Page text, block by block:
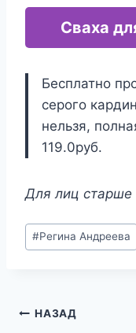
Сваха
Бесплатно
серого
нельзя,
119.0руб.
Для лиц старше
Метки
записи:
#Регина Андреева
Навигация
НАЗАД